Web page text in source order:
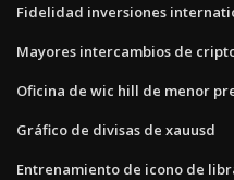
Fidelidad inversiones
Mayores intercambios de
Oficina de wic hill de menor
Gráfico de divisas de xauusd
Entrenamiento de icono de